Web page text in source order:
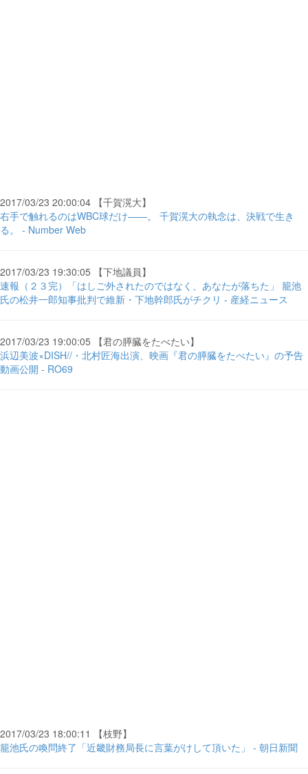
2017/03/23 20:00:04 【千賀滉大】
右手で触れるのはWBC球だけ――。 千賀滉大の執念は、決戦で生き
る。 - Number Web
2017/03/23 19:30:05 【下地議員】
速報（２３完）「はしご外されたのではなく、あなたが落ちた」 籠池
氏の松井一郎知事批判で維新・下地幹郎氏がチクリ - 産経ニュース
2017/03/23 19:00:05 【君の膵臓をたべたい】
浜辺美波×DISH//・北村匠海出演、映画『君の膵臓をたべたい』の予告
動画公開 - RO69
2017/03/23 18:00:11 【枝野】
籠池氏の喚問終了「近畿財務局長に言葉がけして頂いた」 - 朝日新聞